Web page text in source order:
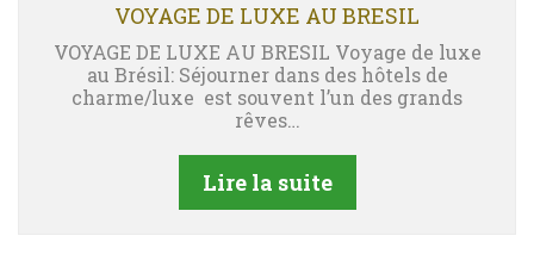
VOYAGE DE LUXE AU BRESIL
VOYAGE DE LUXE AU BRESIL Voyage de luxe
au Brésil: Séjourner dans des hôtels de
charme/luxe est souvent l’un des grands
rêves…
Lire la suite